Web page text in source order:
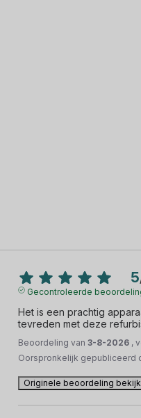
5
Gecontroleerde
Het is een prachtig
tevreden met deze
Beoordeling van3-8-2026 ,
Oorspronkelijk gepubliceerd
Originele beoordeling